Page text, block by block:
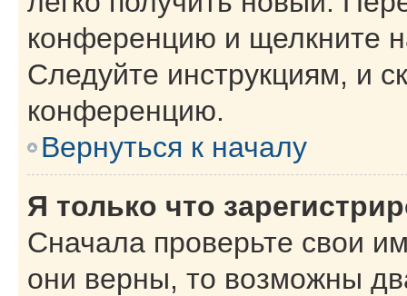
конференцию и щелкните
Следуйте инструкциям, и
конференцию.
Вернуться к началу
Я только что
Сначала проверьте свои
они верны, то возможны